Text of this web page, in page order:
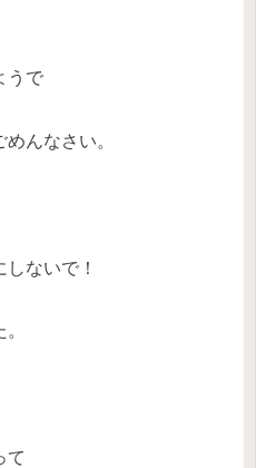
うで
んなさい。
ないで！
て